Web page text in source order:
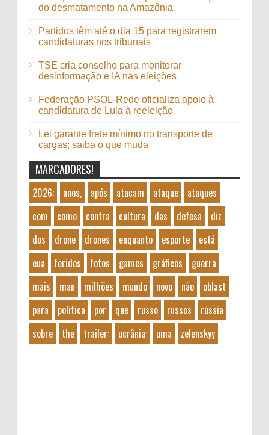
do desmatamento na Amazônia
Partidos têm até o dia 15 para registrarem
candidaturas nos tribunais
TSE cria conselho para monitorar
desinformação e IA nas eleições
Federação PSOL-Rede oficializa apoio à
candidatura de Lula à reeleição
Lei garante frete mínimo no transporte de
cargas; saiba o que muda
MARCADORES!
2026: anos, após atacam ataque
ataques
com
como contra cultura das defesa
diz
dos
drone drones enquanto esporte
está
eua
feridos fotos games gráficos
guerra
mais
man milhões mundo novo não
oblast
para
politica por que russo russos
rússia
sobre
the trailer: ucrânia: uma zelenskyy